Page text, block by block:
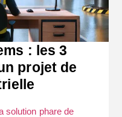
: les 3
projet de
solution phare de